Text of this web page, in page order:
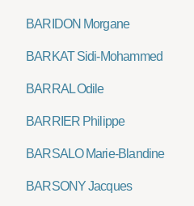
BARIDON Morgane
BARKAT Sidi-Mohammed
BARRAL Odile
BARRIER Philippe
BARSALO Marie-Blandine
BARSONY Jacques